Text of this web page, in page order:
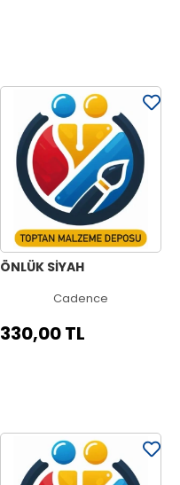
ÖNLÜK SİYAH
Cadence
330,00 TL